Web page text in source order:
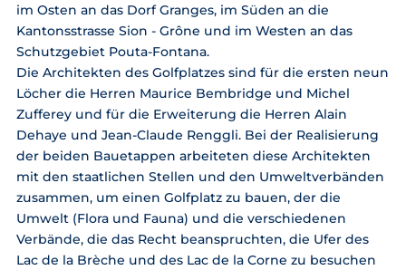
im Osten an das Dorf Granges, im Süden an die
Kantonsstrasse Sion - Grône und im Westen an das
Schutzgebiet Pouta-Fontana.
Die Architekten des Golfplatzes sind für die ersten neun
Löcher die Herren Maurice Bembridge und Michel
Zufferey und für die Erweiterung die Herren Alain
Dehaye und Jean-Claude Renggli. Bei der Realisierung
der beiden Bauetappen arbeiteten diese Architekten
mit den staatlichen Stellen und den Umweltverbänden
zusammen, um einen Golfplatz zu bauen, der die
Umwelt (Flora und Fauna) und die verschiedenen
Verbände, die das Recht beanspruchten, die Ufer des
Lac de la Brèche und des Lac de la Corne zu besuchen